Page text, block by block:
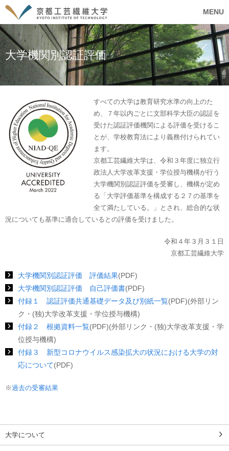
MENU
大学機関別認証評価
すべての大学は教育研究水準の向上のた
め、７年以内ごとに文部科学大臣の認証を
受けた認証評価機関による評価を受けるこ
とが、学校教育法により義務付けられてい
ます。
京都工芸繊維大学は、令和３年度に独立行
政法人大学改革支援・学位授与機構が行う
大学機関別認証評価を受審し、機構が定め
る「大学評価基準を構成する２７の基準を
全て満たしている。」とされ、総合的な状
況についても基準に適合しているとの評価を受けました。
令和４年３月３１日
京都工芸繊維大学
大学機関別認証評価 評価結果(PDF)
大学機関別認証評価 自己評価書(PDF)
付録１ 認証評価共通基礎データ及び別紙一覧(PDF)(外部リン
ク・(独)大学改革支援・学位授与機構)
付録２ 根拠資料一覧(PDF)(外部リンク・(独)大学改革支援・学
位授与機構)
付録３ 新型コロナウイルス感染拡大の状況における大学の対
応について(PDF)
※過去の受審結果
大学について